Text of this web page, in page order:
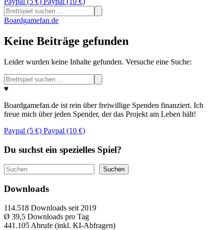
Suchen
nach:
Boardgamefan.de
Keine Beiträge gefunden
Leider wurden keine Inhalte gefunden. Versuche eine Suche:
Suchen
nach:
♥
Boardgamefan.de ist rein über freiwillige Spenden finanziert. Ich
freue mich über jeden Spender, der das Projekt am Leben hält!
Paypal (5 €) Paypal (10 €)
Du suchst ein spezielles Spiel?
Suchen Suchen
Downloads
114.518 Downloads seit 2019
Ø 39,5 Downloads pro Tag
441.105 Abrufe (inkl. KI-Abfragen)